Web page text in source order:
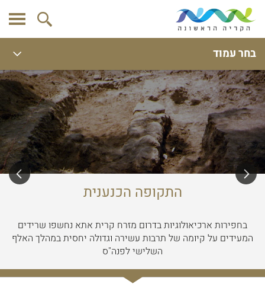
בחר עמוד
התקופה הכנענית
בחפירות ארכיאולוגיות בדרום מזרח קרית אתא נחשפו שרידים
המעידים על קיומה של תרבות עשירה וגדולה יחסית במהלך האלף
השלישי לפנה"ס